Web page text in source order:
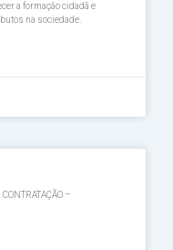
a formação cidadã e
na sociedade.
–